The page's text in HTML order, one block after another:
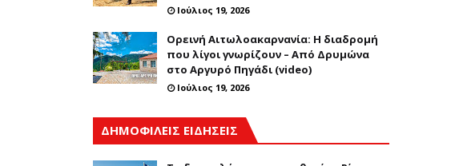
Ιούλιος 19, 2026
Ορεινή Αιτωλοακαρνανία: Η διαδρομή
που λίγοι γνωρίζουν – Από Δρυμώνα
στο Αργυρό Πηγάδι (video)
Ιούλιος 19, 2026
ΔΗΜΟΦΙΛΕΙΣ ΕΙΔΗΣΕΙΣ